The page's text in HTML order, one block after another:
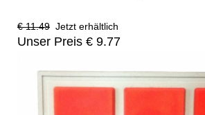
€ 11.49 Jetzt erhältlich
Unser Preis € 9.77